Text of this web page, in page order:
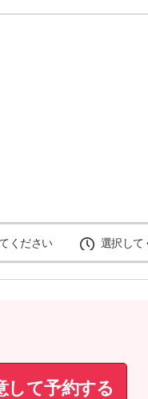
ください 選択して
して予約する